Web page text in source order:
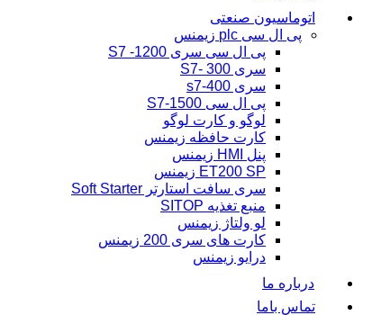
اتوماسیون صنعتی
پی ال سی plc زیمنس
پی ال سی سری 1200- S7
سری 300 -S7
سری s7-400
پی ال سی S7-1500
لوگو و کارت لوگو
کارت حافظه زیمنس
پنل HMI زیمنس
ET200 SP زیمنس
سری سافت استارتر Soft Starter
منبع تغذیه SITOP
لو ولتاژ زیمنس
کارت های سری 200 زیمنس
درایو زیمنس
درباره ما
تماس باما